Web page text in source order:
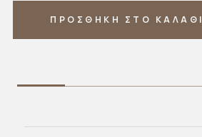
ΠΡΟΣΘΗΚΗ ΣΤΟ ΚΑΛΑΘΙ